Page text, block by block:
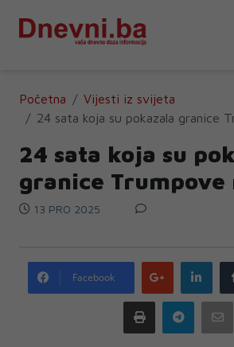
Početna
Vijesti iz svijeta
24 sata koja su pokazala granice
24 sata koja su
granice Trumpove
13 PRO 2025
Facebook
Google
plus
Print